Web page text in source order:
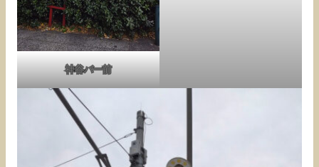
神谷バー前